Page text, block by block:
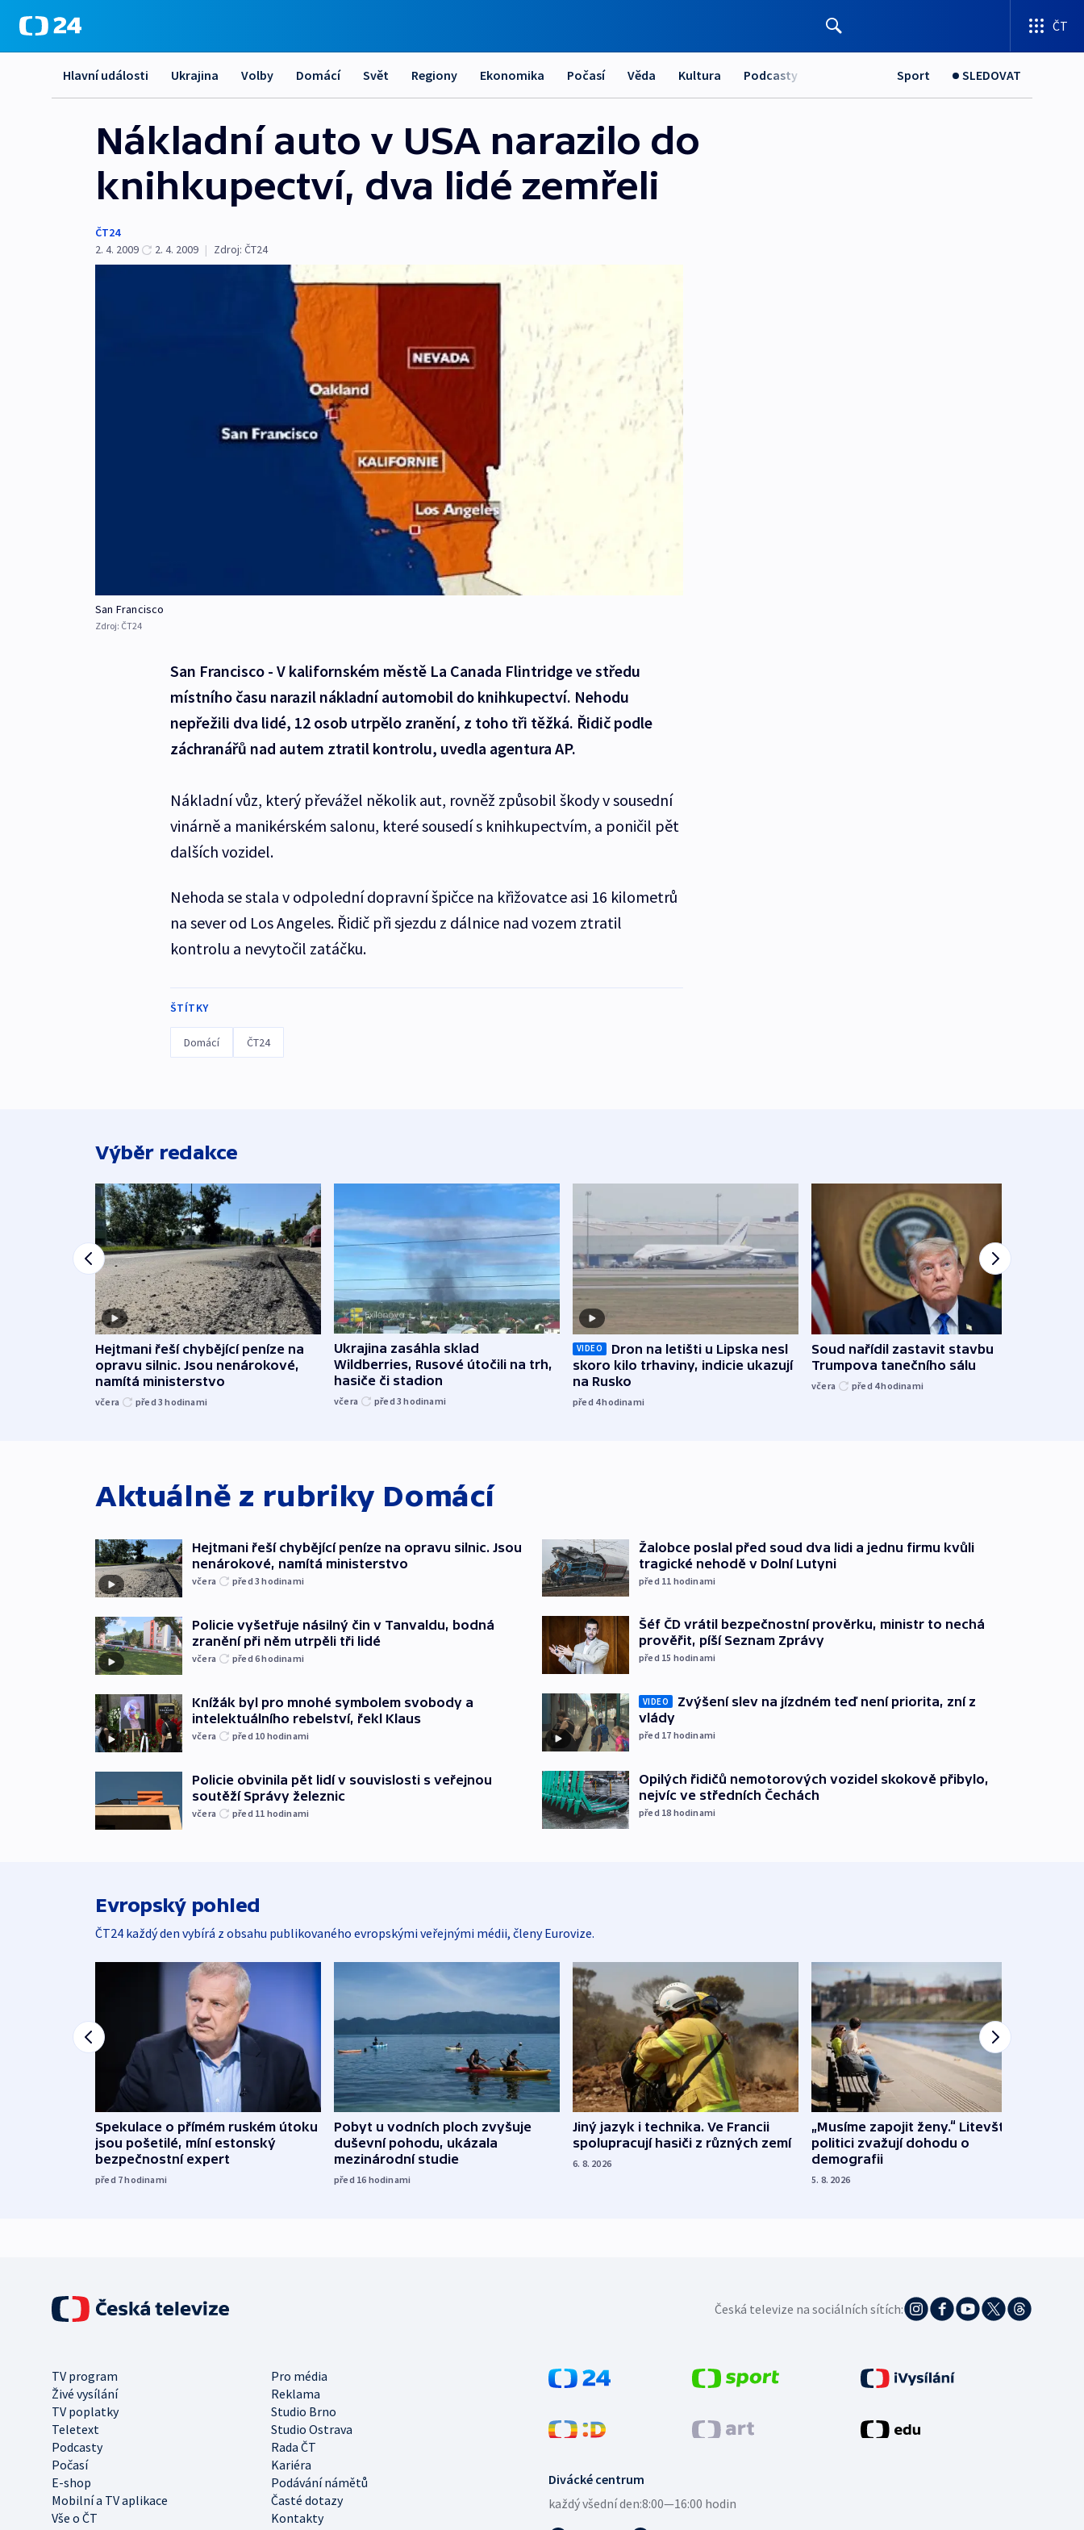
ČT
Hlavní události Ukrajina Volby Domácí Svět Regiony Ekonomika Počasí Věda Kultura Podcasty Sport SLEDOVAT
Nákladní auto v USA narazilo do
knihkupectví, dva lidé zemřeli
ČT24
2. 4. 2009
2. 4. 2009 | Zdroj: ČT24
San Francisco
Zdroj: ČT24
San Francisco - V kalifornském městě La Canada Flintridge ve středu
místního času narazil nákladní automobil do knihkupectví. Nehodu
nepřežili dva lidé, 12 osob utrpělo zranění, z toho tři těžká. Řidič podle
záchranářů nad autem ztratil kontrolu, uvedla agentura AP.
Nákladní vůz, který převážel několik aut, rovněž způsobil škody v sousední
vinárně a manikérském salonu, které sousedí s knihkupectvím, a poničil pět
dalších vozidel.
Nehoda se stala v odpolední dopravní špičce na křižovatce asi 16 kilometrů
na sever od Los Angeles. Řidič při sjezdu z dálnice nad vozem ztratil
kontrolu a nevytočil zatáčku.
ŠTÍTKY
Domácí ČT24
Výběr redakce
Hejtmani řeší chybějící peníze na
opravu silnic. Jsou nenárokové,
namítá ministerstvo
včera před 3hodinami
Ukrajina zasáhla sklad
Wildberries, Rusové útočili na trh,
hasiče či stadion
včera před 3hodinami
VIDEO
Dron na letišti u Lipska nesl
skoro kilo trhaviny, indicie ukazují
na Rusko
před 4hodinami
Soud nařídil zastavit stavbu
Trumpova tanečního sálu
včera před 4hodinami
Aktuálně z rubriky Domácí
Hejtmani řeší chybějící peníze na opravu silnic. Jsou
nenárokové, namítá ministerstvo
včera před 3hodinami
Policie vyšetřuje násilný čin v Tanvaldu, bodná
zranění při něm utrpěli tři lidé
včera před 6hodinami
Knížák byl pro mnohé symbolem svobody a
intelektuálního rebelství, řekl Klaus
včera před 10 hodinami
Policie obvinila pět lidí v souvislosti s veřejnou
soutěží Správy železnic
včera před 11 hodinami
Žalobce poslal před soud dva lidi a jednu firmu kvůli
tragické nehodě v Dolní Lutyni
před 11 hodinami
Šéf ČD vrátil bezpečnostní prověrku, ministr to nechá
prověřit, píší Seznam Zprávy
před 15 hodinami
VIDEO
Zvýšení slev na jízdném teď není priorita, zní z
vlády
před 17 hodinami
Opilých řidičů nemotorových vozidel skokově přibylo,
nejvíc ve středních Čechách
před 18 hodinami
Evropský pohled
ČT24 každý den vybírá z obsahu publikovaného evropskými veřejnými médii, členy Eurovize.
Spekulace o přímém ruském útoku
jsou pošetilé, míní estonský
bezpečnostní expert
před 7hodinami
Pobyt u vodních ploch zvyšuje
duševní pohodu, ukázala
mezinárodní studie
před 16 hodinami
Jiný jazyk i technika. Ve Francii
spolupracují hasiči z různých zemí
6. 8. 2026
„Musíme zapojit ženy.“ Litevští
politici zvažují dohodu o
demografii
5. 8. 2026
Česká televize na sociálních sítích:
TV program
Pro média
Živé vysílání
Reklama
TV poplatky
Studio Brno
Teletext
Studio Ostrava
Podcasty
Rada ČT
Počasí
Kariéra
E-shop
Podávání námětů
Mobilní a TV aplikace
Časté dotazy
Vše o ČT
Kontakty
Divácké centrum
každý všední den:8:00—16:00 hodin